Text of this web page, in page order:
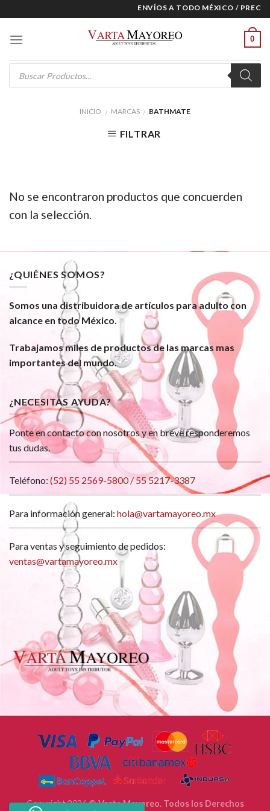
to
content
ENVÍOS A TODO MÉXICO /
0
Products
search
INICIO / MARCAS / BATHMATE
FILTRAR
No se encontraron productos que concuerden
con la selección.
¿QUIÉNES SOMOS?
Somos una distribuidora de artículos para adulto con
alcance en todo México.
Trabajamos miles de productos de las marcas mas
importantes del mundo.
¿NECESITAS AYUDA?
Ponte en contacto con nosotros y en breve responderemos
tus dudas.
Teléfono: (52) 55 2569-5800 / 55 5217-3387
Para información general: hola@vartamayoreo.mx
Para ventas y seguimiento de pedidos:
ventas@vartamayoreo.mx
Copyright 2026 ©Varta Mayoreo. Todos los Derechos